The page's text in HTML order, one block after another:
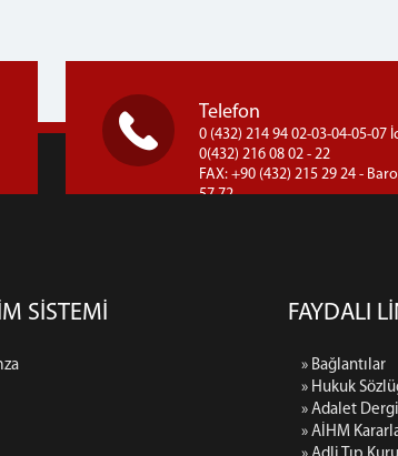
Telefon
0 (432) 214 94 02-03-04-05-07
0(432) 216 08 02 - 22
FAX: +90 (432) 215 29 24 -
57 72
SİSTEMİ FAYDALI
» Bağlantılar
» Hukuk
» Adalet
» AİHM